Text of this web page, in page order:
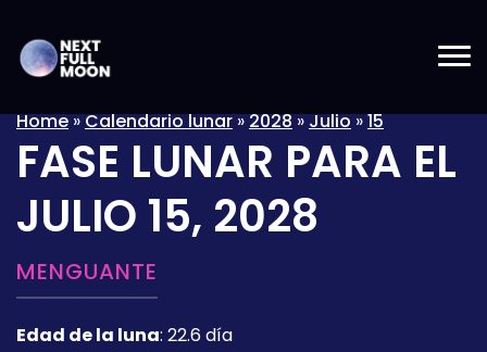
Home»Calendario lunar»2028»Julio»15
FASE LUNAR PARA EL
JULIO 15, 2028
MENGUANTE
Edad de la luna: 22.6 día